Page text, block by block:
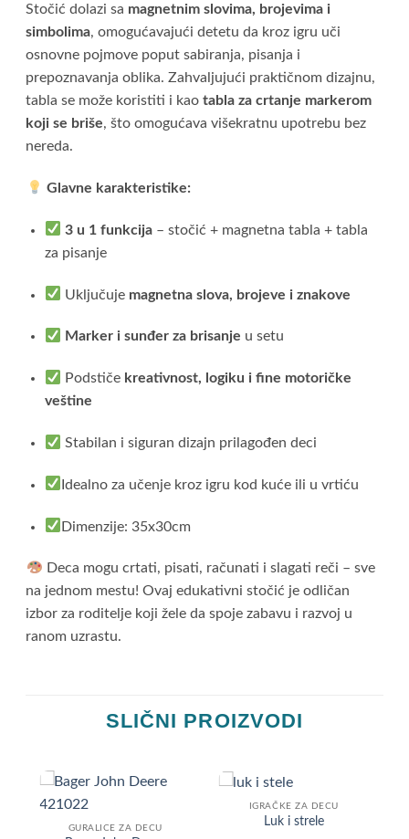
Stočić dolazi sa magnetnim slovima, brojevima i
simbolima, omogućavajući detetu da kroz igru uči
osnovne pojmove poput sabiranja, pisanja i
prepoznavanja oblika. Zahvaljujući praktičnom dizajnu,
tabla se može koristiti i kaotabla za crtanje markerom
koji se briše, što omogućava višekratnu upotrebu bez
nereda.
Glavne karakteristike:
3 u 1 funkcija – stočić + magnetna tabla + tabla
za pisanje
Uključuje magnetna slova, brojeve i znakove
Marker i sunđer za brisanje u setu
Podstiče kreativnost, logiku i fine motoričke
veštine
Stabilan i siguran dizajn prilagođen deci
Idealno za učenje kroz igru kod kuće ili u vrtiću
Dimenzije: 35x30cm
Deca mogu crtati, pisati, računati i slagati reči – sve
na jednom mestu! Ovaj edukativni stočić je odličan
izbor za roditelje koji žele da spoje zabavu i razvoj u
ranom uzrastu.
SLIČNI PROIZVODI
GURALICE ZA DECU
IGRAČKE ZA DECU
Luk i strele